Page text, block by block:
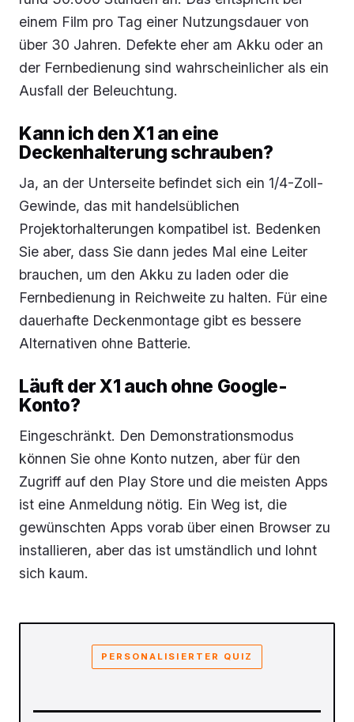
einem Film pro Tag einer Nutzungsdauer von
über 30 Jahren. Defekte eher am Akku oder an
der Fernbedienung sind wahrscheinlicher als ein
Ausfall der Beleuchtung.
Kann ich den X1 an eine
Deckenhalterung schrauben?
Ja, an der Unterseite befindet sich ein 1/4-Zoll-
Gewinde, das mit handelsüblichen
Projektorhalterungen kompatibel ist. Bedenken
Sie aber, dass Sie dann jedes Mal eine Leiter
brauchen, um den Akku zu laden oder die
Fernbedienung in Reichweite zu halten. Für eine
dauerhafte Deckenmontage gibt es bessere
Alternativen ohne Batterie.
Läuft der X1 auch ohne Google-
Konto?
Eingeschränkt. Den Demonstrationsmodus
können Sie ohne Konto nutzen, aber für den
Zugriff auf den Play Store und die meisten Apps
ist eine Anmeldung nötig. Ein Weg ist, die
gewünschten Apps vorab über einen Browser zu
installieren, aber das ist umständlich und lohnt
sich kaum.
PERSONALISIERTER QUIZ